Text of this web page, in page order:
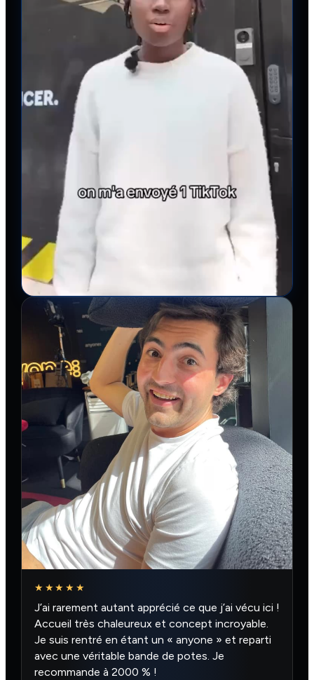
★★★★★
J’ai rarement autant apprécié ce que j’ai vécu ici !
Accueil très chaleureux et concept incroyable.
Je suis rentré en étant un « anyone » et reparti
avec une véritable bande de potes. Je
recommande à 2000 % !